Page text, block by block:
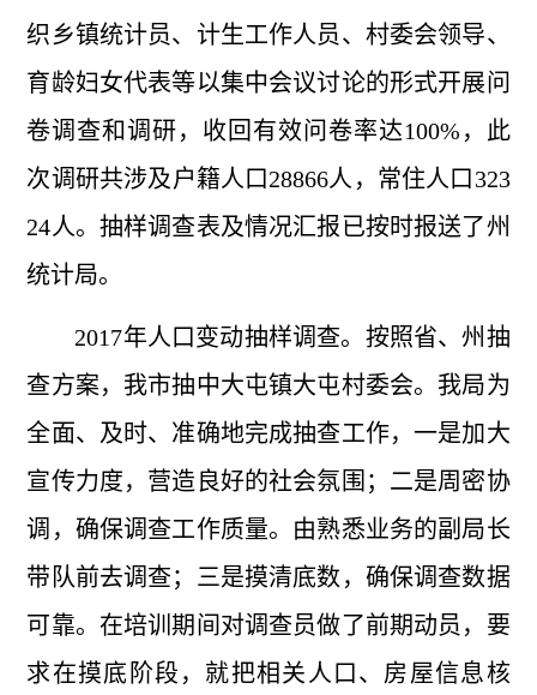
织乡镇统计员、计生工作人员、村委会领导、
育龄妇女代表等以集中会议讨论的形式开展问
卷调查和调研，收回有效问卷率达100%，此
次调研共涉及户籍人口28866人，常住人口323
24人。抽样调查表及情况汇报已按时报送了州
统计局。
2017年人口变动抽样调查。按照省、州抽
查方案，我市抽中大屯镇大屯村委会。我局为
全面、及时、准确地完成抽查工作，一是加大
宣传力度，营造良好的社会氛围；二是周密协
调，确保调查工作质量。由熟悉业务的副局长
带队前去调查；三是摸清底数，确保调查数据
可靠。在培训期间对调查员做了前期动员，要
求在摸底阶段，就把相关人口、房屋信息核